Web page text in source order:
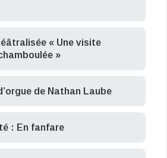
« Une visite
»
de Nathan Laube
: En fanfare